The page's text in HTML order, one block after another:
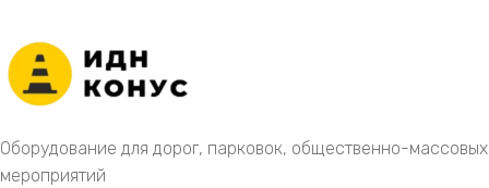
Оборудование для дорог, парковок, общественно-массовых
мероприятий